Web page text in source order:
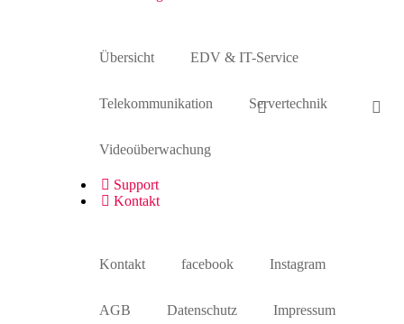
Übersicht EDV & IT-Service
Telekommunikation Servertechnik
Videoüberwachung
Support
Kontakt
Kontakt facebook Instagram
AGB Datenschutz Impressum
Fliegen_160727_047
Unify IceCream Tour